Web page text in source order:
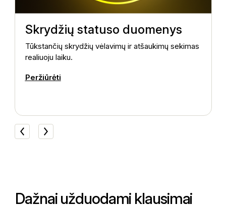
Skrydžių statuso duomenys
Tūkstančių skrydžių vėlavimų ir atšaukimų sekimas
realiuoju laiku.
Peržiūrėti
Dažnai užduodami klausimai